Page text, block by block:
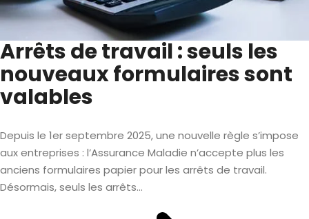
Arrêts de travail : seuls les
nouveaux formulaires sont
valables
Depuis le 1er septembre 2025, une nouvelle règle s’impose
aux entreprises : l’Assurance Maladie n’accepte plus les
anciens formulaires papier pour les arrêts de travail.
Désormais, seuls les arrêts...